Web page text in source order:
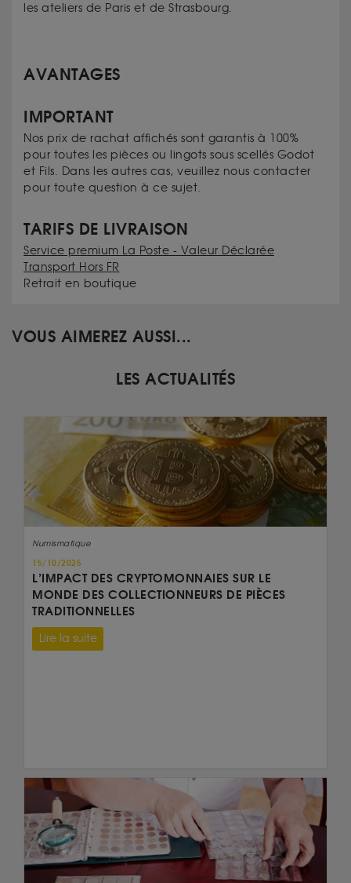
les ateliers de Paris et de Strasbourg.
AVANTAGES
IMPORTANT
Nos prix de rachat affichés sont garantis à 100%
pour toutes les pièces ou lingots sous scellés Godot
et Fils. Dans les autres cas, veuillez nous contacter
pour toute question à ce sujet.
TARIFS DE LIVRAISON
Service premium La Poste - Valeur Déclarée
Transport Hors FR
Retrait en boutique
VOUS AIMEREZ AUSSI...
LES ACTUALITÉS
Numismatique
15/10/2025
L’IMPACT DES CRYPTOMONNAIES SUR LE
MONDE DES COLLECTIONNEURS DE PIÈCES
TRADITIONNELLES
Lire la suite